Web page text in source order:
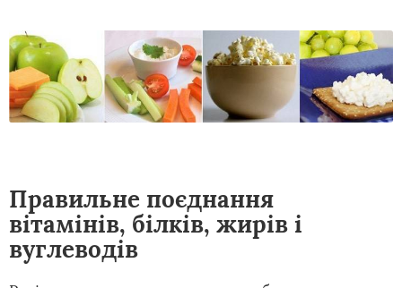
Правильне поєднання
вітамінів, білків, жирів і
вуглеводів